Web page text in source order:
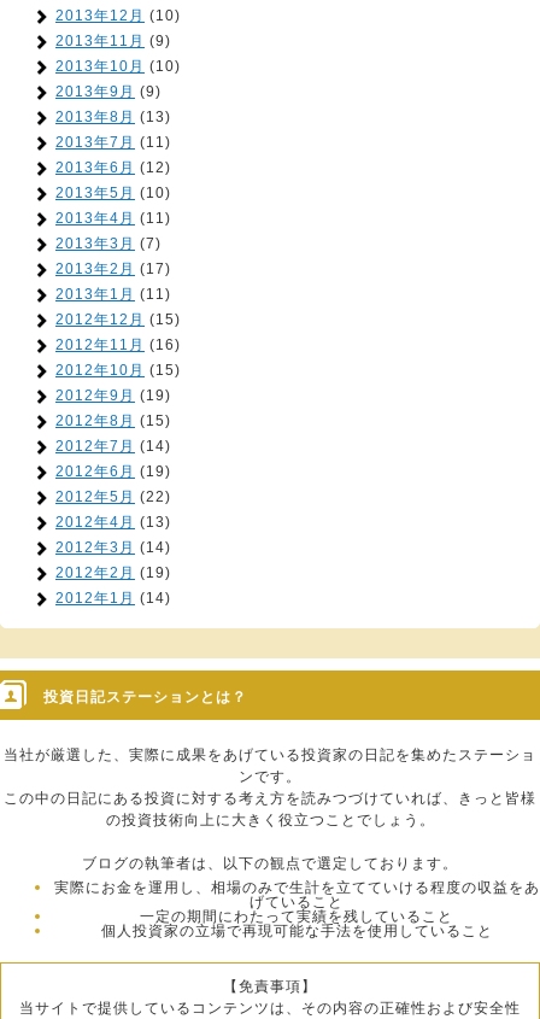
2013年12月 (10)
2013年11月 (9)
2013年10月 (10)
2013年9月 (9)
2013年8月 (13)
2013年7月 (11)
2013年6月 (12)
2013年5月 (10)
2013年4月 (11)
2013年3月 (7)
2013年2月 (17)
2013年1月 (11)
2012年12月 (15)
2012年11月 (16)
2012年10月 (15)
2012年9月 (19)
2012年8月 (15)
2012年7月 (14)
2012年6月 (19)
2012年5月 (22)
2012年4月 (13)
2012年3月 (14)
2012年2月 (19)
2012年1月 (14)
投資日記ステーションとは？
当社が厳選した、実際に成果をあげている投資家の日記を集めたステーショ
ンです。
この中の日記にある投資に対する考え方を読みつづけていれば、きっと皆様
の投資技術向上に大きく役立つことでしょう。
ブログの執筆者は、以下の観点で選定しております。
実際にお金を運用し、相場のみで生計を立てていける程度の収益をあ
げていること
一定の期間にわたって実績を残していること
個人投資家の立場で再現可能な手法を使用していること
【免責事項】
当サイトで提供しているコンテンツは、その内容の正確性および安全性